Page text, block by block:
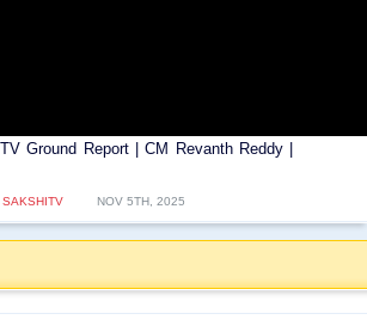
Ground Report | CM Revanth Reddy |
SAKSHITV NOV 5TH, 2025